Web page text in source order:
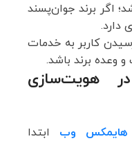
اگر برند جوان‌پسند
دارد.
کاربر به خدمات
وعده برند باشد.
هویت‌سازی
هایمکس وب ابتدا